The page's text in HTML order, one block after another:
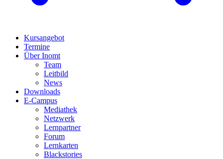
Kursangebot
Termine
Über Inomt
Team
Leitbild
News
Downloads
E-Campus
Mediathek
Netzwerk
Lernpartner
Forum
Lernkarten
Blackstories